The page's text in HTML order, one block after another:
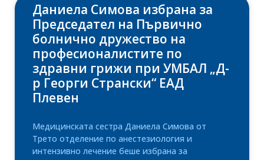
Даниела Симова избрана за
Председател на Първично
болнично дружество на
професионалистите по
здравни грижи при УМБАЛ „Д-
р Георги Странски“ ЕАД
Плевен
Медицинската сестра Даниела Симова от
Трето отделение по анестезиология и
интензивно лечение беше избрана за